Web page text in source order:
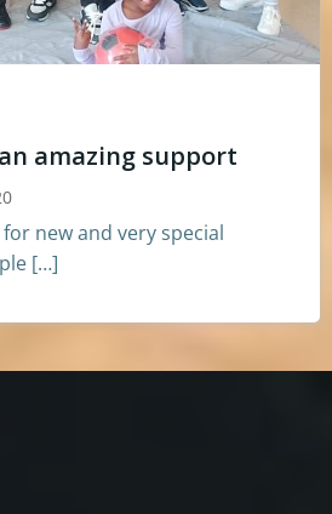
amazing support
new and very special
[…]